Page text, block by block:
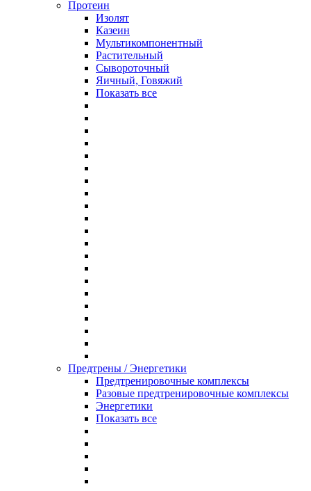
Протеин
Изолят
Казеин
Мультикомпонентный
Растительный
Сывороточный
Яичный, Говяжий
Показать все
Предтрены / Энергетики
Предтренировочные комплексы
Разовые предтренировочные комплексы
Энергетики
Показать все